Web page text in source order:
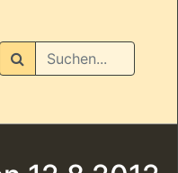
Suchen